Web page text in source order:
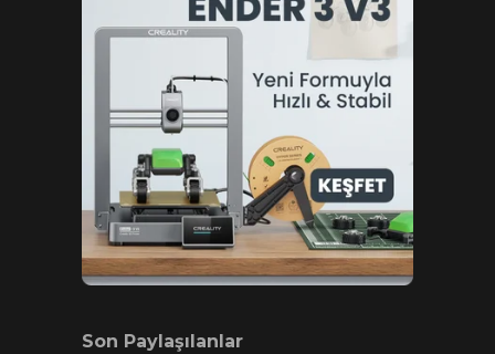
Son Paylaşılanlar